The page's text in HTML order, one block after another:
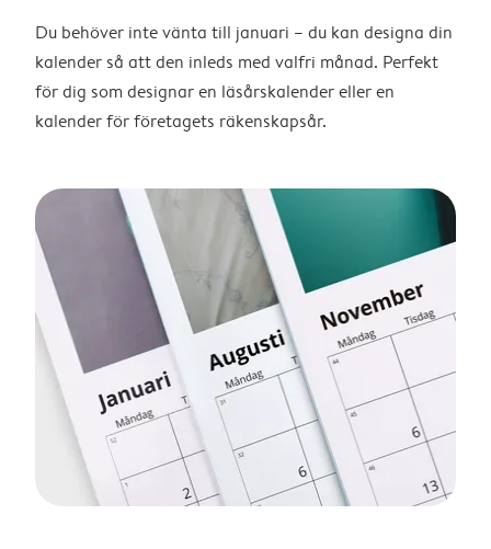
Du behöver inte vänta till januari – du kan designa din
kalender så att den inleds med valfri månad. Perfekt
för dig som designar en läsårskalender eller en
kalender för företagets räkenskapsår.